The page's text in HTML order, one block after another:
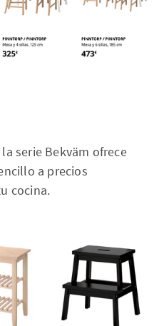
serie Bekväm ofrece
a precios
cocina.